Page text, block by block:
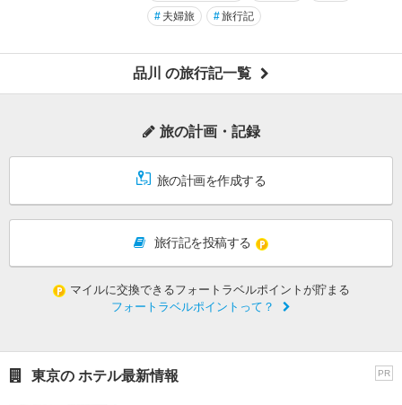
# 夫婦旅 #旅行記
品川 の旅行記一覧
旅の計画・記録
旅の計画を作成する
旅行記を投稿する
マイルに交換できるフォートラベルポイントが貯まる
フォートラベルポイントって？
PR
東京の ホテル最新情報